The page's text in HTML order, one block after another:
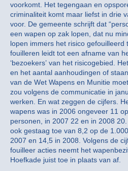
voorkomt. Het tegengaan en
criminaliteit komt maar liefst in drie
voor. De gemeente schrijft dat
een wapen op zak lopen, dat nu
lopen immers het risico gefouilleerd
fouilleren leidt tot een afname van
‘bezoekers’ van het risicogebied.
en het aantal aanhoudingen of
van de Wet Wapens en Munitie
zou volgens de communicatie in
werken. En wat zeggen de cijfers.
wapens was in 2006 ongeveer 11
personen, in 2007 22 en in 2008
ook gestaag toe van 8,2 op de
2007 en 14,5 in 2008. Volgens de
fouilleer acties neemt het
Hoefkade juist toe in plaats van af.